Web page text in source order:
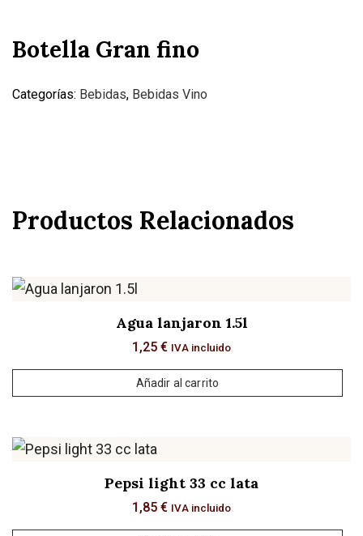
Botella Gran fino
Categorías: Bebidas, Bebidas Vino
Productos Relacionados
Agua lanjaron 1.5l
1,25 € IVA incluido
Añadir al carrito
Pepsi light 33 cc lata
1,85 € IVA incluido